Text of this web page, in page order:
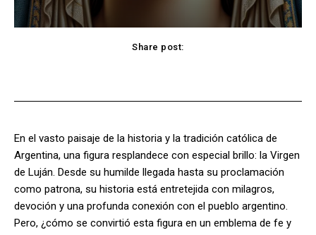
Share post:
En el vasto paisaje de la historia y la tradición católica de
Argentina, una figura resplandece con especial brillo: la Virgen
de Luján. Desde su humilde llegada hasta su proclamación
como patrona, su historia está entretejida con milagros,
devoción y una profunda conexión con el pueblo argentino.
Pero, ¿cómo se convirtió esta figura en un emblema de fe y